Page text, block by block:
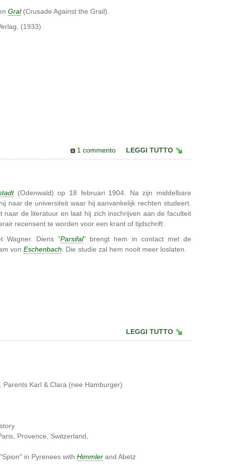
Gral(Crusade Against the Grail).
(1933)
1 commento LEGGI TUTTO
(Odenwald) op 18 februari 1904. Na zijn middelbare
naar de universiteit waar hij aanvankelijk rechten studeert.
naar de literatuur en laat hij zich inschrijven aan de faculteit
recensent te worden voor een krant of tijdschrift.
Wagner. Diens "Parsifal" brengt hem in contact met de
von Eschenbach . Die studie zal hem nooit meer loslaten.
LEGGI TUTTO
. Parents Karl & Clara (nee Hamburger)
Provence, Switzerland,
in Pyrenees with Himmler and Abetz